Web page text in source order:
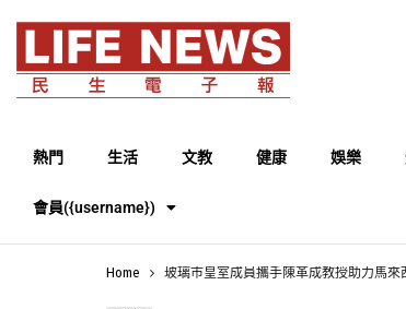
熱門 生活 文教 健康 娛樂
會員({username})
Home 玻璃市皇室成員攜手陳革成教授助力馬